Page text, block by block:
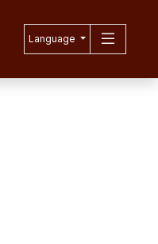
Language